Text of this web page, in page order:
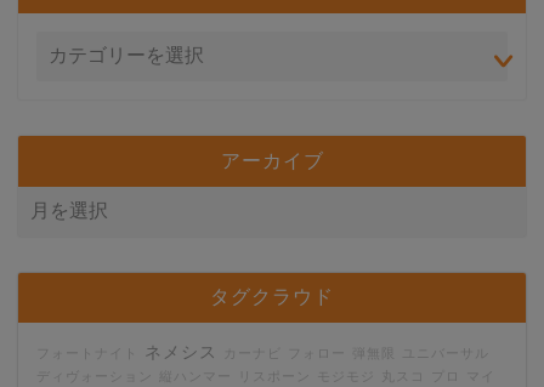
アーカイブ
タグクラウド
ネメシス
縦ハンマー リスポーン マイ